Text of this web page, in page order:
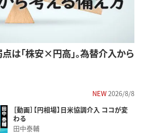
は「株安×円高」。為替介入から
NEW2026/8/8
［動画］【円相場】日米協調介入 ココが変
わる
田中泰輔